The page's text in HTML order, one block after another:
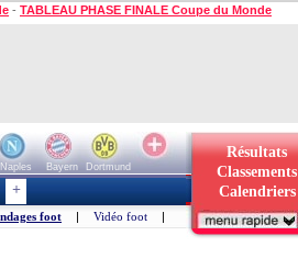
- TABLEAU PHASE FINALE Coupe du Monde
Naples Bayern
Dortmund
Résultats
Classements
Calendriers
+
foot | Vidéo foot |